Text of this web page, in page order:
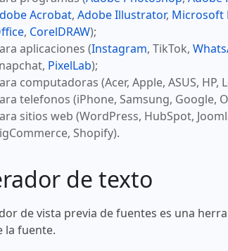
Acrobat, Adobe Illustrator, Microsoft
, CorelDRAW);
aplicaciones (Instagram, TikTok,
PixelLab);
computadoras (Acer, Apple, ASUS, HP,
telefonos (iPhone, Samsung, Google,
sitios web (WordPress, HubSpot,
Shopify).
de texto
de vista previa de fuentes es una
la fuente.